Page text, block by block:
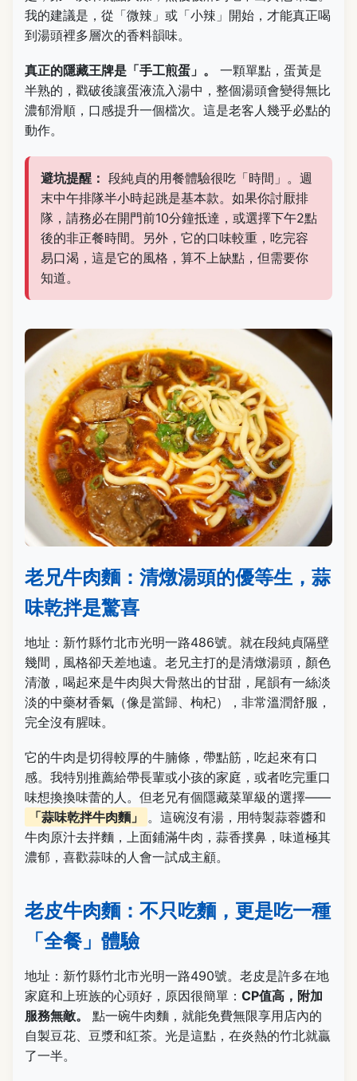
我的建議是，從「微辣」或「小辣」開始，才能真正喝
到湯頭裡多層次的香料韻味。
真正的隱藏王牌是「手工煎蛋」。
一顆單點，蛋黃是
半熟的，戳破後讓蛋液流入湯中，整個湯頭會變得無比
濃郁滑順，口感提升一個檔次。這是老客人幾乎必點的
動作。
避坑提醒： 段純貞的用餐體驗很吃「時間」。週
末中午排隊半小時起跳是基本款。如果你討厭排
隊，請務必在開門前10分鐘抵達，或選擇下午2點
後的非正餐時間。另外，它的口味較重，吃完容
易口渴，這是它的風格，算不上缺點，但需要你
知道。
老兄牛肉麵：清燉湯頭的優等生，蒜
味乾拌是驚喜
地址：新竹縣竹北市光明一路486號。就在段純貞隔壁
幾間，風格卻天差地遠。老兄主打的是清燉湯頭，顏色
清澈，喝起來是牛肉與大骨熬出的甘甜，尾韻有一絲淡
淡的中藥材香氣（像是當歸、枸杞），非常溫潤舒服，
完全沒有腥味。
它的牛肉是切得較厚的牛腩條，帶點筋，吃起來有口
感。我特別推薦給帶長輩或小孩的家庭，或者吃完重口
味想換換味蕾的人。但老兄有個隱藏菜單級的選擇——
「蒜味乾拌牛肉麵」
。這碗沒有湯，用特製蒜蓉醬和
牛肉原汁去拌麵，上面鋪滿牛肉，蒜香撲鼻，味道極其
濃郁，喜歡蒜味的人會一試成主顧。
老皮牛肉麵：不只吃麵，更是吃一種
「全餐」體驗
地址：新竹縣竹北市光明一路490號。老皮是許多在地
家庭和上班族的心頭好，原因很簡單： CP值高，附加
服務無敵。
點一碗牛肉麵，就能免費無限享用店內的
自製豆花、豆漿和紅茶。光是這點，在炎熱的竹北就贏
了一半。